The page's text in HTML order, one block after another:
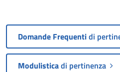
Domande Frequentidi
Modulisticadi pertinenza